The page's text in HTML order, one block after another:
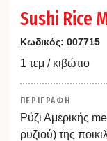
Sushi Rice
Κωδικός: 007715
1 τεμ / κιβώτιο
ΠΕΡΙΓΡΑΦΗ
Ρύζι Αμερικής
ρυζιού) της